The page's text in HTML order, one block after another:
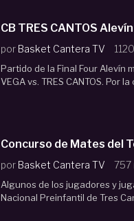
por Basket Cantera TV
Partido de la Final Four Alevín
VEGA vs. TRES CANTOS. Por
Concurso de Mates del
por Basket Cantera TV 757
Algunos de los jugadores y
Nacional Preinfantil de Tres